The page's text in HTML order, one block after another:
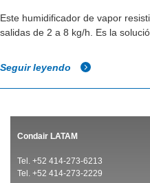
Este humidificador de vapor
salidas de 2 a 8 kg/h. Es la
Seguir leyendo
Condair LATAM
Tel. +52 414-273-6213
Tel. +52 414-273-2229